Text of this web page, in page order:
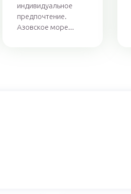
индивидуальное
предпочтение.
Азовское море...